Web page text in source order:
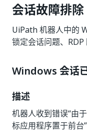
会话故障排除
UiPath 机器人中的
锁定会话问题、RDP
Windows 会话
描述
机器人收到错误“由
标应用程序置于前台”